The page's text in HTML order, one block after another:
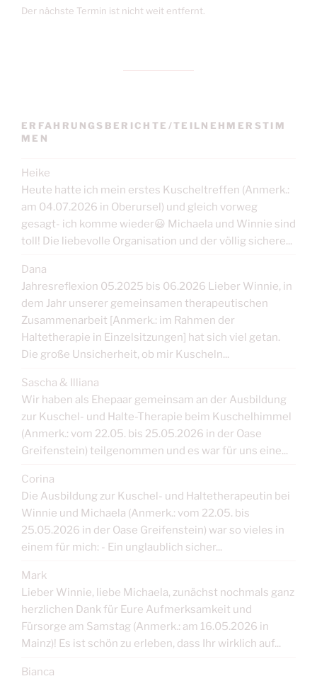
Der nächste Termin ist nicht weit entfernt.
ERFAHRUNGSBERICHTE/TEILNEHMERSTIM
MEN
Heike
Heute hatte ich mein erstes Kuscheltreffen (Anmerk.:
am 04.07.2026 in Oberursel) und gleich vorweg
gesagt- ich komme wieder😃 Michaela und Winnie sind
toll! Die liebevolle Organisation und der völlig sichere...
Dana
Jahresreflexion 05.2025 bis 06.2026 Lieber Winnie, in
dem Jahr unserer gemeinsamen therapeutischen
Zusammenarbeit [Anmerk.: im Rahmen der
Haltetherapie in Einzelsitzungen] hat sich viel getan.
Die große Unsicherheit, ob mir Kuscheln...
Sascha & Illiana
Wir haben als Ehepaar gemeinsam an der Ausbildung
zur Kuschel- und Halte-Therapie beim Kuschelhimmel
(Anmerk.: vom 22.05. bis 25.05.2026 in der Oase
Greifenstein) teilgenommen und es war für uns eine...
Corina
Die Ausbildung zur Kuschel- und Haltetherapeutin bei
Winnie und Michaela (Anmerk.: vom 22.05. bis
25.05.2026 in der Oase Greifenstein) war so vieles in
einem für mich: - Ein unglaublich sicher...
Mark
Lieber Winnie, liebe Michaela, zunächst nochmals ganz
herzlichen Dank für Eure Aufmerksamkeit und
Fürsorge am Samstag (Anmerk.: am 16.05.2026 in
Mainz)! Es ist schön zu erleben, dass Ihr wirklich auf...
Bianca